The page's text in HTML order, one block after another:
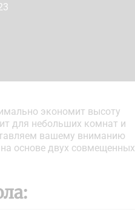
экономит высоту
для небольших комнат и
вашему вниманию
основе двух совмещенных